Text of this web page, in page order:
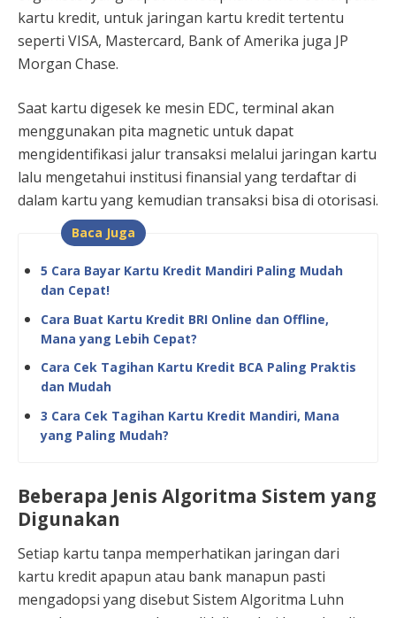
kartu kredit, untuk jaringan kartu kredit tertentu
seperti VISA, Mastercard, Bank of Amerika juga JP
Morgan Chase.
Saat kartu digesek ke mesin EDC, terminal akan
menggunakan pita magnetic untuk dapat
mengidentifikasi jalur transaksi melalui jaringan kartu
lalu mengetahui institusi finansial yang terdaftar di
dalam kartu yang kemudian transaksi bisa di otorisasi.
Baca Juga
5 Cara Bayar Kartu Kredit Mandiri Paling Mudah
dan Cepat!
Cara Buat Kartu Kredit BRI Online dan Offline,
Mana yang Lebih Cepat?
Cara Cek Tagihan Kartu Kredit BCA Paling Praktis
dan Mudah
3 Cara Cek Tagihan Kartu Kredit Mandiri, Mana
yang Paling Mudah?
Beberapa Jenis Algoritma Sistem yang
Digunakan
Setiap kartu tanpa memperhatikan jaringan dari
kartu kredit apapun atau bank manapun pasti
mengadopsi yang disebut Sistem Algoritma Luhn